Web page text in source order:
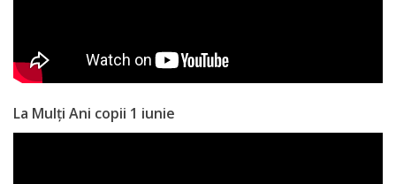
Informații
utile
La Mulți Ani copii 1 iunie